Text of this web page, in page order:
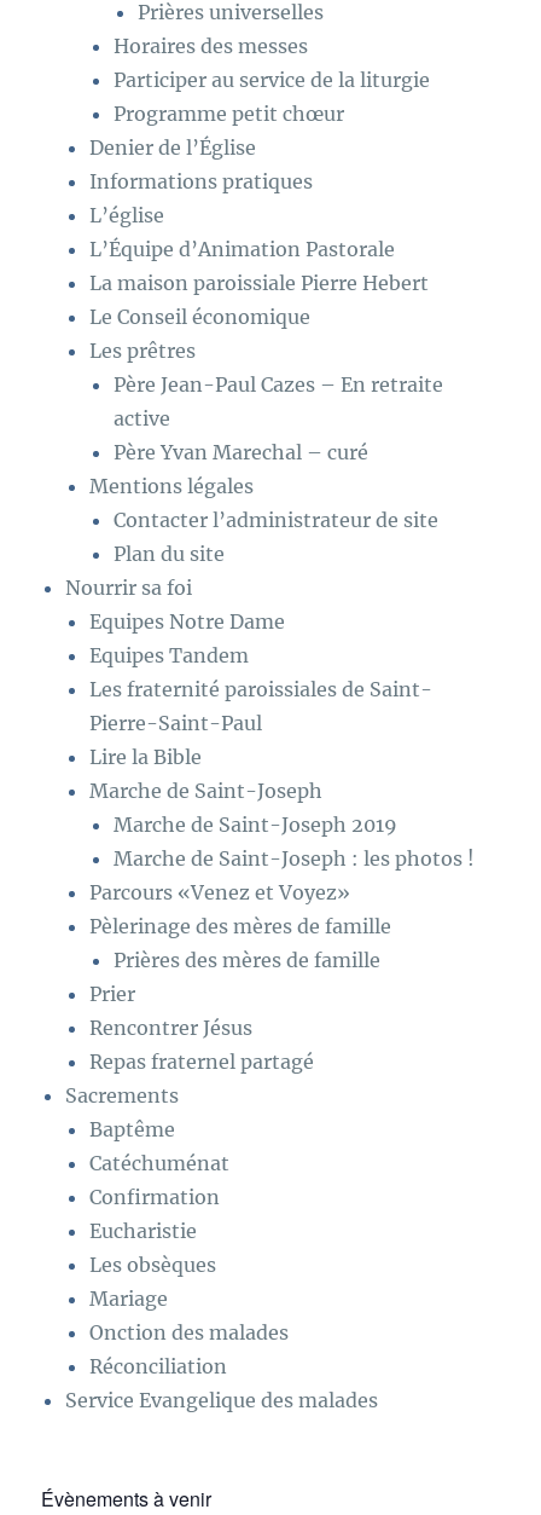
Prières universelles
Horaires des messes
Participer au service de la liturgie
Programme petit chœur
Denier de l’Église
Informations pratiques
L’église
L’Équipe d’Animation Pastorale
La maison paroissiale Pierre Hebert
Le Conseil économique
Les prêtres
Père Jean-Paul Cazes – En retraite
active
Père Yvan Marechal – curé
Mentions légales
Contacter l’administrateur de site
Plan du site
Nourrir sa foi
Equipes Notre Dame
Equipes Tandem
Les fraternité paroissiales de Saint-
Pierre-Saint-Paul
Lire la Bible
Marche de Saint-Joseph
Marche de Saint-Joseph 2019
Marche de Saint-Joseph : les photos !
Parcours «Venez et Voyez»
Pèlerinage des mères de famille
Prières des mères de famille
Prier
Rencontrer Jésus
Repas fraternel partagé
Sacrements
Baptême
Catéchuménat
Confirmation
Eucharistie
Les obsèques
Mariage
Onction des malades
Réconciliation
Service Evangelique des malades
Évènements à venir